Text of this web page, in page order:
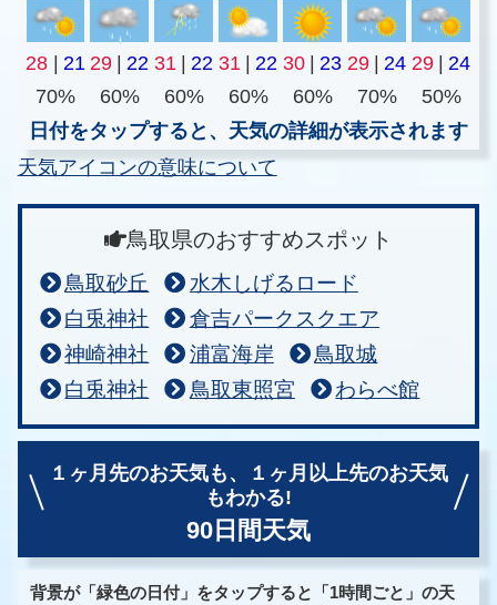
28 21 29 22 31 22 31 22 30 23 29 24 29
24
70%
60% 60% 60% 60% 70%
50%
日付をタップすると、天気の詳細が表示されます
天気アイコンの意味について
鳥取県のおすすめスポット
鳥取砂丘
水木しげるロード
白兎神社
倉吉パークスクエア
神崎神社
浦富海岸
鳥取城
白兎神社
鳥取東照宮 わらべ館
１ヶ月先のお天気も、
１ヶ月以上先のお天気
もわかる!
90日間天気
背景が「緑色の日付」をタップすると「1時間ごと」の天